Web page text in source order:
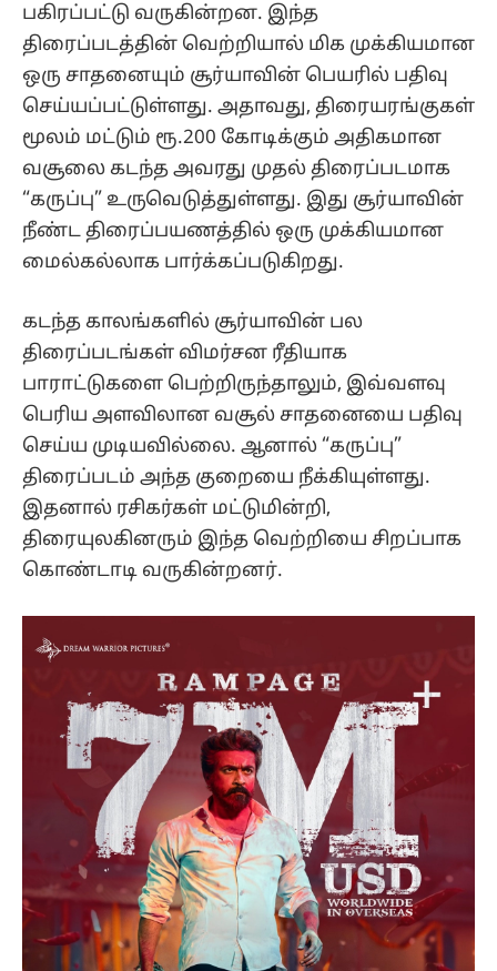
பகிரப்பட்டு வருகின்றன. இந்த
திரைப்படத்தின் வெற்றியால் மிக முக்கியமான
ஒரு சாதனையும் சூர்யாவின் பெயரில் பதிவு
செய்யப்பட்டுள்ளது. அதாவது, திரையரங்குகள்
மூலம் மட்டும் ரூ.200 கோடிக்கும் அதிகமான
வசூலை கடந்த அவரது முதல் திரைப்படமாக
“கருப்பு” உருவெடுத்துள்ளது. இது சூர்யாவின்
நீண்ட திரைப்பயணத்தில் ஒரு முக்கியமான
மைல்கல்லாக பார்க்கப்படுகிறது.
கடந்த காலங்களில் சூர்யாவின் பல
திரைப்படங்கள் விமர்சன ரீதியாக
பாராட்டுகளை பெற்றிருந்தாலும், இவ்வளவு
பெரிய அளவிலான வசூல் சாதனையை பதிவு
செய்ய முடியவில்லை. ஆனால் “கருப்பு”
திரைப்படம் அந்த குறையை நீக்கியுள்ளது.
இதனால் ரசிகர்கள் மட்டுமின்றி,
திரையுலகினரும் இந்த வெற்றியை சிறப்பாக
கொண்டாடி வருகின்றனர்.